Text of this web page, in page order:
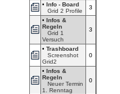
• Info - Board
Grid 2 Profile
3
• Infos &
Regeln
Grid 1
Versuch
3
• Trashboard
Screenshot
Grid2
0
• Infos &
Regeln
Neuer Termin
1. Renntag
0